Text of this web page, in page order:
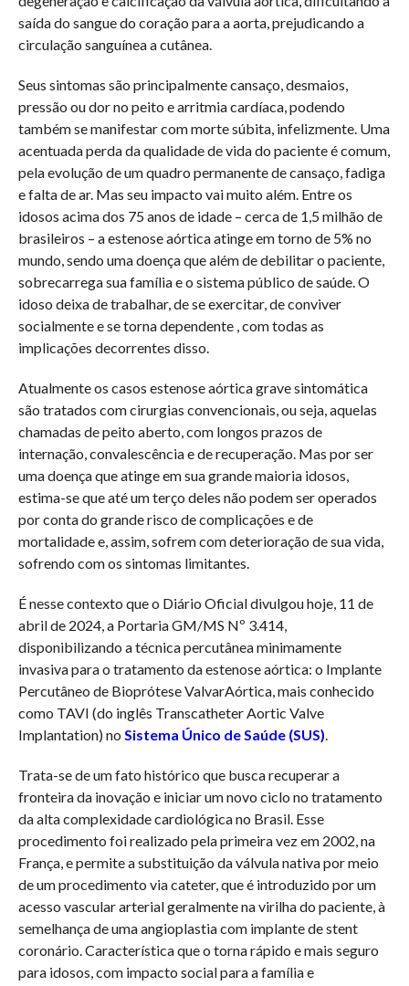
saída do sangue do coração para a aorta, prejudicando a
circulação sanguínea a cutânea.
Seus sintomas são principalmente cansaço, desmaios,
pressão ou dor no peito e arritmia cardíaca, podendo
também se manifestar com morte súbita, infelizmente. Uma
acentuada perda da qualidade de vida do paciente é comum,
pela evolução de um quadro permanente de cansaço, fadiga
e falta de ar. Mas seu impacto vai muito além. Entre os
idosos acima dos 75 anos de idade – cerca de 1,5 milhão de
brasileiros – a estenose aórtica atinge em torno de 5% no
mundo, sendo uma doença que além de debilitar o paciente,
sobrecarrega sua família e o sistema público de saúde. O
idoso deixa de trabalhar, de se exercitar, de conviver
socialmente e se torna dependente , com todas as
implicações decorrentes disso.
Atualmente os casos estenose aórtica grave sintomática
são tratados com cirurgias convencionais, ou seja, aquelas
chamadas de peito aberto, com longos prazos de
internação, convalescência e de recuperação. Mas por ser
uma doença que atinge em sua grande maioria idosos,
estima-se que até um terço deles não podem ser operados
por conta do grande risco de complicações e de
mortalidade e, assim, sofrem com deterioração de sua vida,
sofrendo com os sintomas limitantes.
É nesse contexto que o Diário Oficial divulgou hoje, 11 de
abril de 2024, a Portaria GM/MS Nº 3.414,
disponibilizando a técnica percutânea minimamente
invasiva para o tratamento da estenose aórtica: o Implante
Percutâneo de Bioprótese ValvarAórtica, mais conhecido
como TAVI (do inglês Transcatheter Aortic Valve
Implantation) no Sistema Único de Saúde (SUS)
Trata-se de um fato histórico que busca recuperar a
fronteira da inovação e iniciar um novo ciclo no tratamento
da alta complexidade cardiológica no Brasil. Esse
procedimento foi realizado pela primeira vez em 2002, na
França, e permite a substituição da válvula nativa por meio
de um procedimento via cateter, que é introduzido por um
acesso vascular arterial geralmente na virilha do paciente, à
semelhança de uma angioplastia com implante de stent
coronário. Característica que o torna rápido e mais seguro
para idosos, com impacto social para a família e